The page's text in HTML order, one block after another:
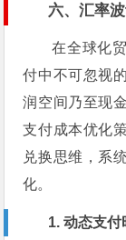
六、汇率
在全球化
付中不可忽视
润空间乃至现
支付成本优化
兑换思维，系
化。
1. 动态支